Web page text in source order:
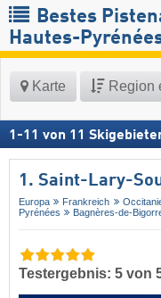
Bestes
Hautes-
Karte Region
1 -11 von 11
1. Saint-Lary-
Europa Frankreich
Pyrénées
Bagnères-de-
Testergebnis: 5 von